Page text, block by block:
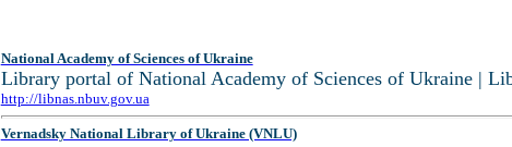
National Academy of Sciences of Ukraine
Library portal of National Academy of Sciences of Ukraine |
http://libnas.nbuv.gov.ua
Vernadsky National Library of Ukraine (VNLU)